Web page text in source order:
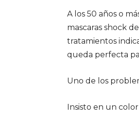
A los 50 años o
mascaras shock
tratamientos
queda perfecta
Uno de los
Insisto en un